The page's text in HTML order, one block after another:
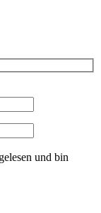
gelesen und bin